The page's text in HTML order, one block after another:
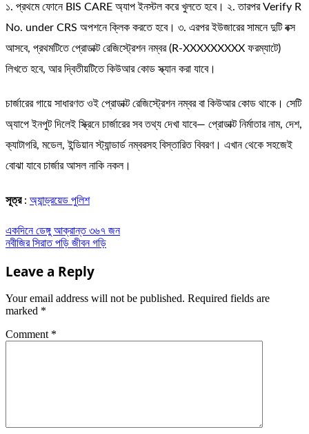
১. প্রথমে ফোনে BIS CARE অ্যাপ ইনস্টল করে খুলতে হবে। ২. তারপর Verify R
No. under CRS অপশনে ক্লিক করতে হবে। ৩. এরপর ইউজারের সামনে দুটি বক্স
আসবে, প্রথমটিতে প্রোডাক্ট রেজিস্ট্রেশন নম্বর (R-XXXXXXXXX ফরম্যাটে)
লিখতে হবে, আর দ্বিতীয়টিতে কিউআর কোড স্ক্যান করা যাবে।
চার্জারের গায়ে সাধারণত ওই প্রোডাক্ট রেজিস্ট্রেশন নম্বর বা কিউআর কোড থাকে। সেটি
অ্যাপে ইনপুট দিলেই স্ক্রিনে চার্জারের সব তথ্য দেখা যাবে— প্রোডাক্ট নির্মাতার নাম, দেশ,
ক্যাটাগরি, মডেল, ইন্ডিয়ান স্ট্যান্ডার্ড নম্বরসহ বিস্তারিত বিবরণ। এখান থেকে সহজেই
বোঝা যাবে চার্জার আসল নাকি নকল।
সূত্র: অ্যান্ড্রয়েড পুলিশ
Post
একদিনে ডেঙ্গু আক্রান্ত ৩৬৭ জন
নবীজির সিরাত পড়ি জীবন গড়ি
Leave a Reply
Your email address will not be published. Required fields are
marked *
Comment *